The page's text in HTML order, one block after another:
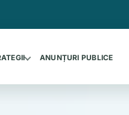
ANUNȚURI PUBLICE